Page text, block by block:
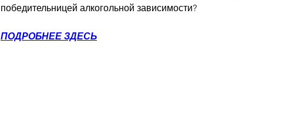
победительницей алкогольной зависимости?
ПОДРОБНЕЕ ЗДЕСЬ